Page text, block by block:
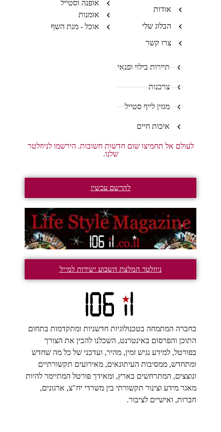
אודות
הבלוג שלי
צרו קשר
אופנה וסטייל
אומנות
אוכל - מנת השף
תיירות בילוי ופנאי
צרכנות
מגזין לייף סטייל
איכות חיים
לעולם אל תחמיצו שום חדשות חשובות. הירשמו לניוזלטר
שלנו.
להרשם עכשיו
ניוזלטר המלצת השבוע ישירות למייל
כחברה המתמחה בטכנולוגיות חדשניות ומתקדמות בתחום
התוכן והפרסום באינטרנט, השכלנו להבין את הצורך
בפורטל, למידע נגיש זמין, מהיר, ועדכני של כל מה שחדש
ומתחדש, ממסיבות העיתונאים, מאירועים תקשורתיים
ונוצצים, המתרחשים בארץ, ומאידך פורטל המתיימר להיות
מאגר מידע וצינור תקשורתי בין משרדי יח"צ, ארגונים,
חברות, ואישיים לציבור.